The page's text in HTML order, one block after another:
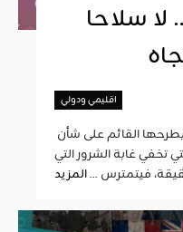
سلاحا
اقليمي ودولي
تخفي غابة الشرور التي
فيتمترس ...